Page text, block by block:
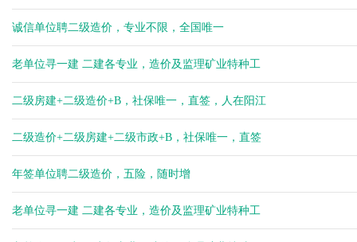
诚信单位聘二级造价，专业不限，全国唯一
老单位寻一建 二建各专业，造价及监理矿业特种工
二级房建+二级造价+B，社保唯一，直签，人在阳江
二级造价+二级房建+二级市政+B，社保唯一，直签
年签单位聘二级造价，五险，随时增
老单位寻一建 二建各专业，造价及监理矿业特种工